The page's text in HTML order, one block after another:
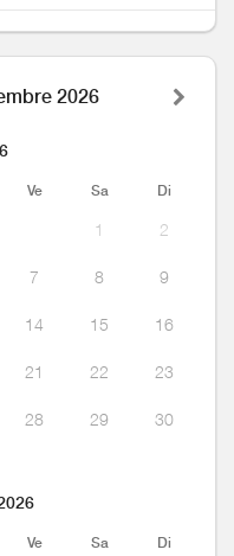
2026
Ve Sa Di
1 2
7 8 9
14 15 16
21 22 23
28 29 30
Ve Sa Di